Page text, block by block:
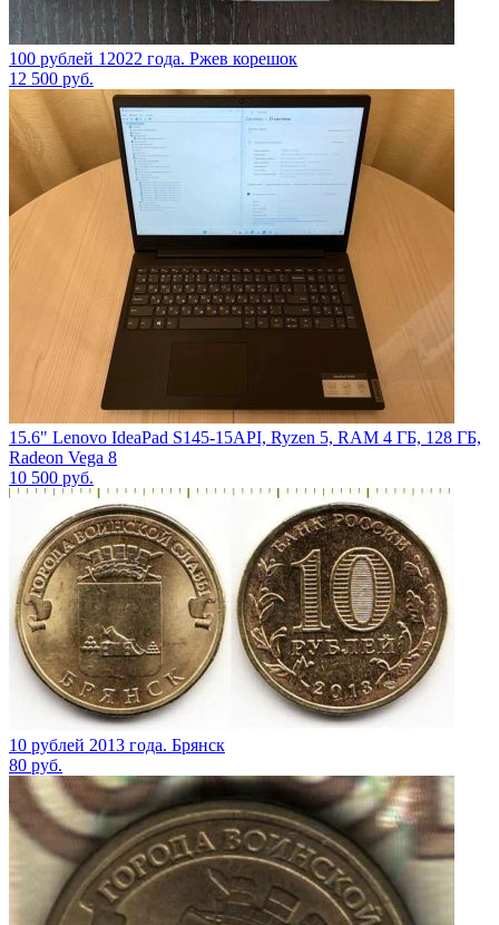
100 рублей 12022 года. Ржев корешок
12 500 руб.
15.6" Lenovo IdeaPad S145-15API, Ryzen 5, RAM 4 ГБ, 128 ГБ,
Radeon Vega 8
10 500 руб.
10 рублей 2013 года. Брянск
80 руб.